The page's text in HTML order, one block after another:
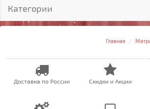
Категории
Главная
Доставка по России Скидки и Акции